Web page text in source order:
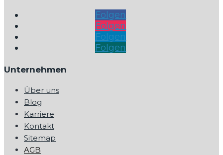
Folgen
Folgen
Folgen
Folgen
Unternehmen
Über uns
Blog
Karriere
Kontakt
Sitemap
AGB